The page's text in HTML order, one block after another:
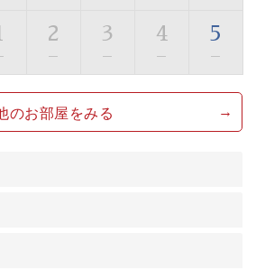
運行できない日がございます
前後は運行しておりません
。
ら諏訪大社など歴史ある諏訪の街
、美しく癒される宿で贅沢に幸せ
2
—
3
—
4
—
5
—
のお部屋をみる